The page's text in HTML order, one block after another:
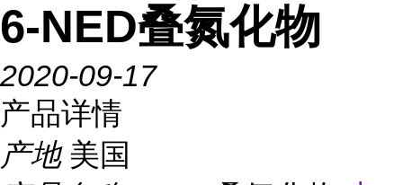
6-NED叠氮化物
2020-09-17
产品详情
产地 美国